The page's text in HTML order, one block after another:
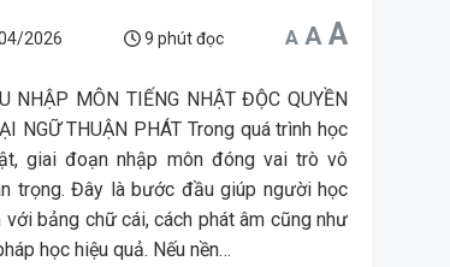
2026 9 phút đọc A Decrease
font
size.
A Reset
font
size.
AIncrease
font
NHẬP MÔN TIẾNG NHẬT ĐỘC QUYỀN
NGỮ THUẬN PHÁT Trong quá trình học
giai đoạn nhập môn đóng vai trò vô
trọng. Đây là bước đầu giúp người học
với bảng chữ cái, cách phát âm cũng như
học hiệu quả. Nếu nền…